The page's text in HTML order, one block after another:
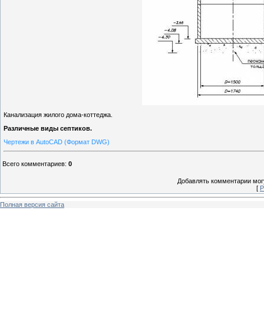
Канализация жилого дома-коттеджа.
Различные виды септиков.
Чертежи в AutoCAD (Формат DWG)
Всего комментариев: 0
Добавлять комментарии
[
Полная версия сайта